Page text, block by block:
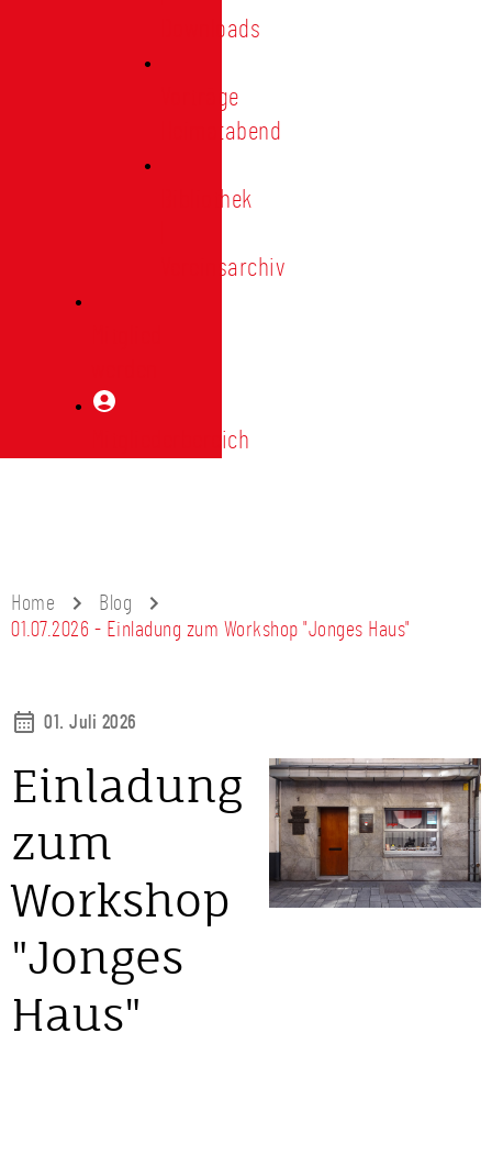
Downloads
Vorträge
Heimatabend
Bibliothek
Vereinsarchiv
Mitgliederbereich
Home
Blog
01.07.2026 - Einladung zum Workshop "Jonges Haus"
01. Juli 2026
Einladung
zum
Workshop
"Jonges
Haus"